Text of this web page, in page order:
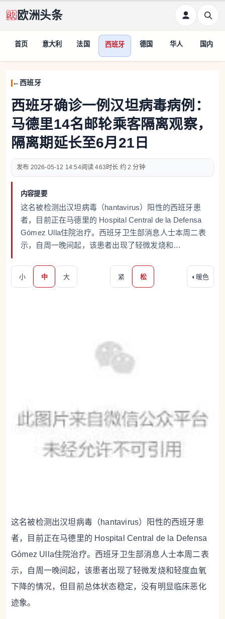
欧洲头条
首页 意大利 法国 西班牙 德国 华人 国内
西班牙
西班牙确诊一例汉坦病毒病例：
马德里14名邮轮乘客隔离观察，
隔离期延长至6月21日
2026-05-12 14:54 463 约 2 分钟
内容提要
这名被检测出汉坦病毒（hantavirus）阳性的西班牙患
者，目前正在马德里的 Hospital Central de la Defensa
Gómez Ulla住院治疗。西班牙卫生部消息人士本周二表
示，自周一晚间起，该患者出现了轻微发烧和…
小 中 大 紧 松 ◐ 暖色
这名被检测出汉坦病毒（hantavirus）阳性的西班牙患
者，目前正在马德里的 Hospital Central de la Defensa
Gómez Ulla住院治疗。西班牙卫生部消息人士本周二表
示，自周一晚间起，该患者出现了轻微发烧和轻度血氧
下降的情况，但目前总体状态稳定，没有明显临床恶化
迹象。